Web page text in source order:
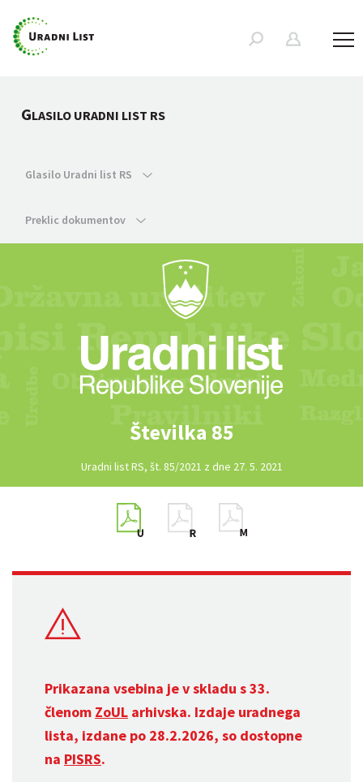
GLASILO URADNI LIST RS
Glasilo Uradni list RS
Preklic dokumentov
Številka 85
Uradni list RS, št. 85/2021 z dne 27. 5. 2021
Prikazana vsebina je v skladu s 33.
členom ZoUL arhivska. Izdaje uradnega
lista, izdane po 28.2.2026, so dostopne
na PISRS.